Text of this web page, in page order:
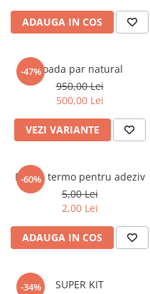
ADAUGA IN COS
-47%Coada par natural
950,00 Lei
500,00 Lei
VEZI VARIANTE
-60%
Punga termo pentru adeziv
5,00 Lei
2,00 Lei
ADAUGA IN COS
-34%
SUPER KIT